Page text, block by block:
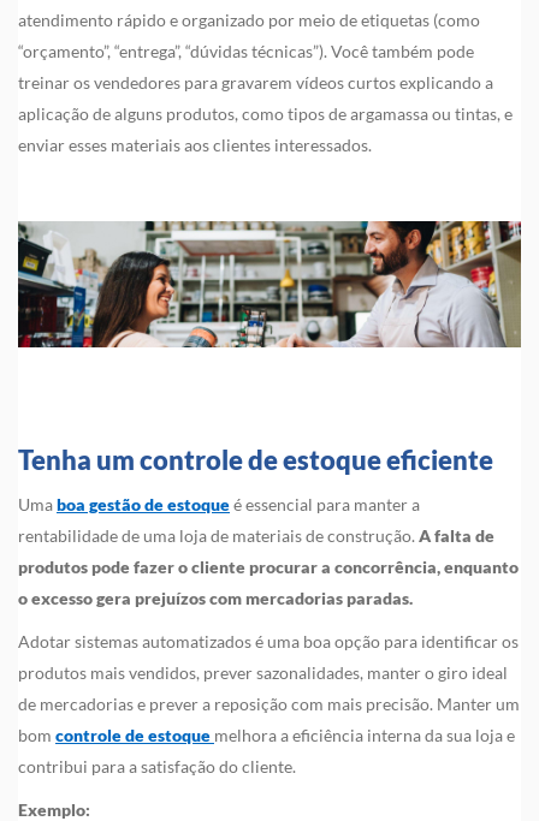
atendimento rápido e organizado por meio de etiquetas (como
“orçamento”, “entrega”, “dúvidas técnicas”). Você também pode
treinar os vendedores para gravarem vídeos curtos explicando a
aplicação de alguns produtos, como tipos de argamassa ou tintas, e
enviar esses materiais aos clientes interessados.
Tenha um controle de estoque eficiente
Umaboa gestão de estoqueé essencial para manter a
rentabilidade de uma loja de materiais de construção. A falta de
produtos pode fazer o cliente procurar a concorrência, enquanto
o excesso gera prejuízos com mercadorias paradas.
Adotar sistemas automatizados é uma boa opção para identificar os
produtos mais vendidos, prever sazonalidades, manter o giro ideal
de mercadorias e prever a reposição com mais precisão. Manter um
bom controle de estoque melhora a eficiência interna da sua loja e
contribui para a satisfação do cliente.
Exemplo: